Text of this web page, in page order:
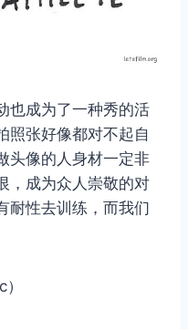
也成为了一种秀的活
照张好像都对不起自
头像的人身材一定非
，成为众人崇敬的对
耐性去训练，而我们